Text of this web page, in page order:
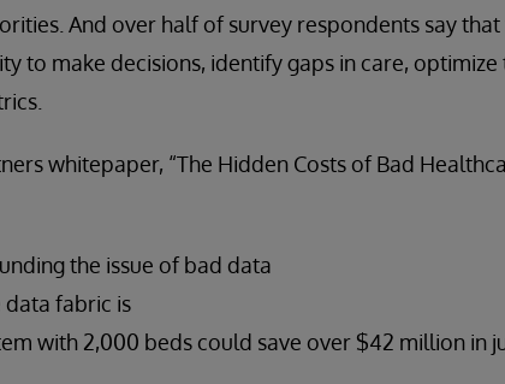
And over half of survey respondents say that
to make decisions, identify gaps in care, optimize
whitepaper, “The Hidden Costs of Bad
the issue of bad data
fabric is
with 2,000 beds could save over $42 million in